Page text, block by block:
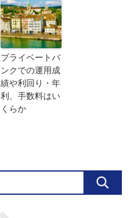
プライベートバ
ンクでの運用成
績や利回り・年
利、手数料はい
くらか